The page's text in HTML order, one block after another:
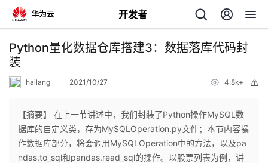
开发者
返
回
个
Python量化数据仓库搭建3：数据落库代码封
装
hailang 2021/10/27 4.8k+
【摘要】 在上一节讲述中，我们封装了Python操作MySQL数
据库的自定义类，存为MySQLOperation.py文件；本节内容操
作数据库部分，将会调用MySQLOperation中的方法，以及pa
ndas.to_sql和pandas.read_sql的操作。以股票列表为例，讲